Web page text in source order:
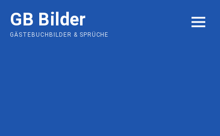
content
GB Bilder
GÄSTEBUCHBILDER & SPRÜCHE
MENU